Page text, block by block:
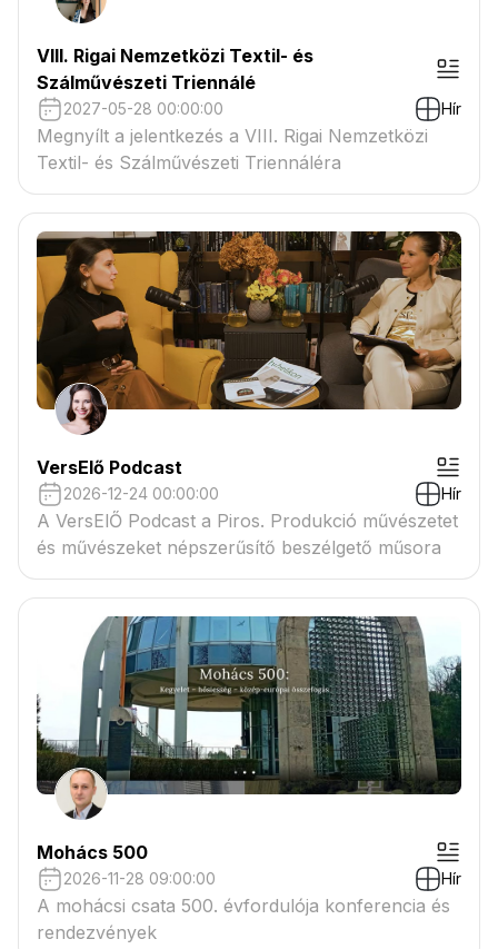
VIII. Rigai Nemzetközi Textil- és
Szálművészeti Triennálé
2027-05-28 00:00:00 Hír
Megnyílt a jelentkezés a VIII. Rigai Nemzetközi
Textil- és Szálművészeti Triennáléra
VersElő Podcast
2026-12-24 00:00:00 Hír
A VersElŐ Podcast a Piros. Produkció művészetet
és művészeket népszerűsítő beszélgető műsora
Mohács 500
2026-11-28 09:00:00 Hír
A mohácsi csata 500. évfordulója konferencia és
rendezvények